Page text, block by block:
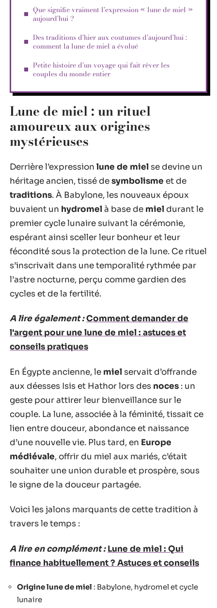
Que signifie vraiment l’expression « lune de miel »
aujourd’hui ?
Des traditions d’hier aux coutumes d’aujourd’hui :
comment la lune de miel a évolué
Petite histoire d’un voyage qui fait rêver les
couples du monde entier
Lune de miel : un rituel
amoureux aux origines
mystérieuses
Derrière l’expression lune de miel se devine un
héritage ancien, tissé desymbolisme et de
traditions. À Babylone, les nouveaux époux
buvaient un hydromelà base de miel durant le
premier cycle lunaire suivant la cérémonie,
espérant ainsi sceller leur bonheur et leur
fécondité sous la protection de la lune. Ce rituel
s’inscrivait dans une temporalité rythmée par
l’astre nocturne, perçu comme gardien des
cycles et de la fertilité.
A lire également :Comment demander de
l'argent pour une lune de miel : astuces et
conseils pratiques
En Égypte ancienne, le miel servait d’offrande
aux déesses Isis et Hathor lors des noces : un
geste pour attirer leur bienveillance sur le
couple. La lune, associée à la féminité, tissait ce
lien entre douceur, abondance et naissance
d’une nouvelle vie. Plus tard, en Europe
médiévale, offrir du miel aux mariés, c’était
souhaiter une union durable et prospère, sous
le signe de la douceur partagée.
Voici les jalons marquants de cette tradition à
travers le temps :
A lire en complément : Lune de miel : Qui
finance habituellement ? Astuces et conseils
Origine lune de miel : Babylone, hydromel et cycle
lunaire